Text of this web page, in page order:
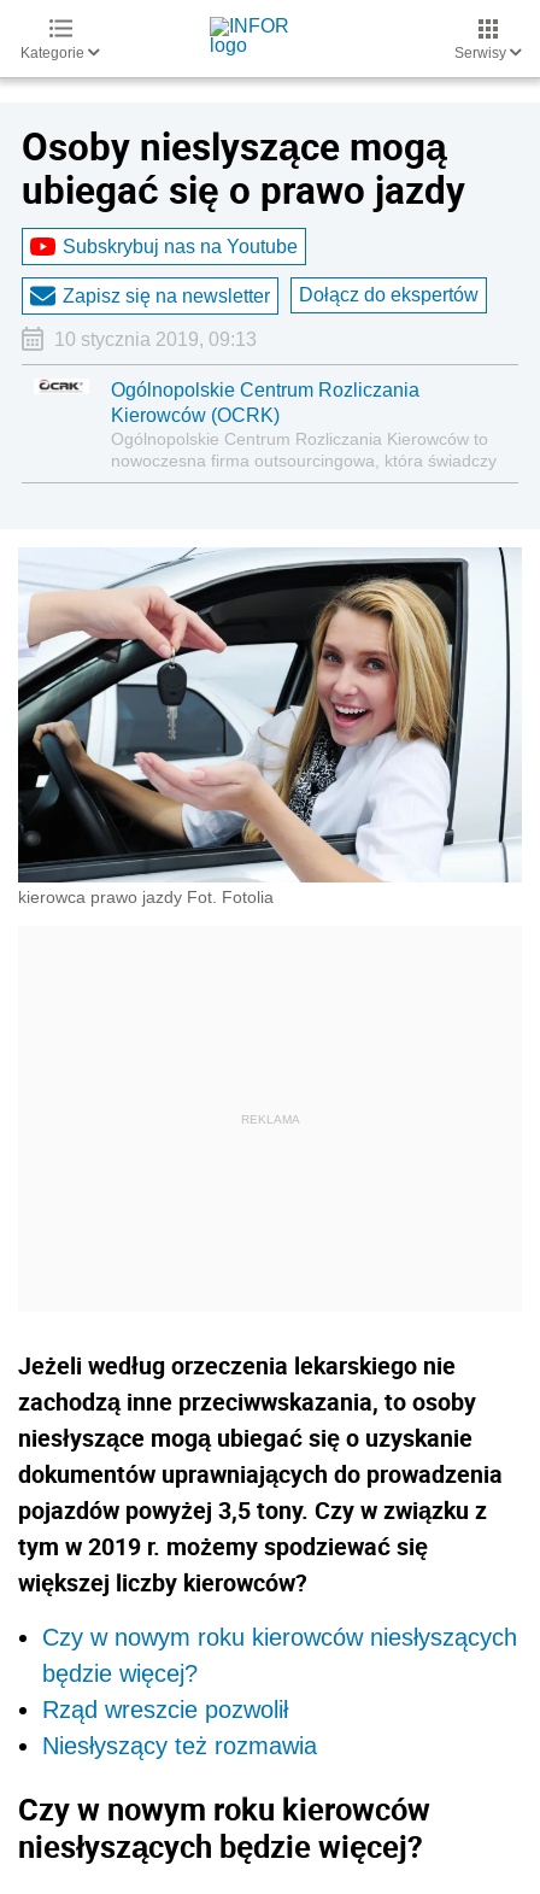
Kategorie Serwisy
Osoby nieslyszące mogą
ubiegać się o prawo jazdy
Subskrybuj nas na Youtube
Zapisz się na newsletter Dołącz do ekspertów
10 stycznia 2019, 09:13
Ogólnopolskie Centrum Rozliczania
Kierowców (OCRK)
Ogólnopolskie Centrum Rozliczania Kierowców to
nowoczesna firma outsourcingowa, która świadczy
kompleksowe usługi dla firm z branży TSL.
kierowca prawo jazdy Fot. Fotolia
Jeżeli według orzeczenia lekarskiego nie
zachodzą inne przeciwwskazania, to osoby
niesłyszące mogą ubiegać się o uzyskanie
dokumentów uprawniających do prowadzenia
pojazdów powyżej 3,5 tony. Czy w związku z
tym w 2019 r. możemy spodziewać się
większej liczby kierowców?
Czy w nowym roku kierowców niesłyszących
będzie więcej?
Rząd wreszcie pozwolił
Niesłyszący też rozmawia
Czy w nowym roku kierowców
niesłyszących będzie więcej?